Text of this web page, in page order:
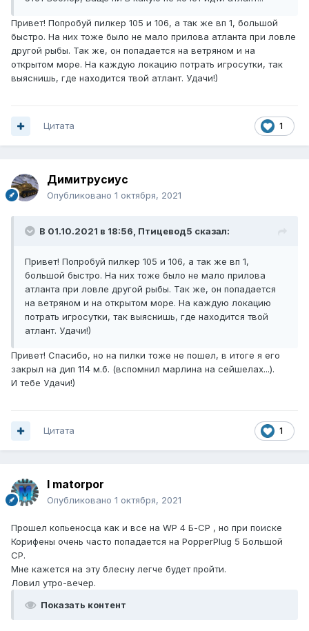
Привет! Попробуй пилкер 105 и 106, а так же вп 1, большой
быстро. На них тоже было не мало прилова атланта при ловле
другой рыбы. Так же, он попадается на ветряном и на
открытом море. На каждую локацию потрать игросутки, так
выяснишь, где находится твой атлант. Удачи!)
1
Цитата
Димитрусиус
Опубликовано 1 октября, 2021
В 01.10.2021 в 18:56, Птицевод5 сказал:
Привет! Попробуй пилкер 105 и 106, а так же вп 1,
большой быстро. На них тоже было не мало прилова
атланта при ловле другой рыбы. Так же, он попадается
на ветряном и на открытом море. На каждую локацию
потрать игросутки, так выяснишь, где находится твой
атлант. Удачи!)
Привет! Спасибо, но на пилки тоже не пошел, в итоге я его
закрыл на дип 114 м.б. (вспомнил марлина на сейшелах...).
И тебе Удачи!)
1
Цитата
I matorpor
Опубликовано 1 октября, 2021
Прошел копьеносца как и все на WP 4 Б-СР , но при поиске
Корифены очень часто попадается на PopperPlug 5 Большой
СР.
Мне кажется на эту блесну легче будет пройти.
Ловил утро-вечер.
Показать контент